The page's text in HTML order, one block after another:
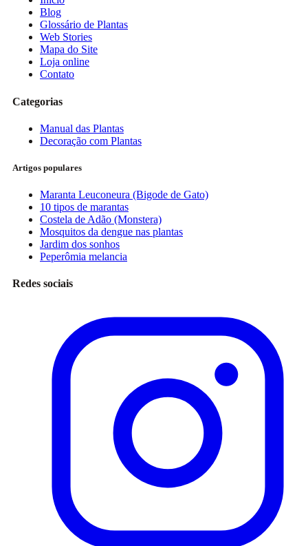
Blog
Glossário de Plantas
Web Stories
Mapa do Site
Loja online
Contato
Categorias
Manual das Plantas
Decoração com Plantas
Artigos populares
Maranta Leuconeura (Bigode de Gato)
10 tipos de marantas
Costela de Adão (Monstera)
Mosquitos da dengue nas plantas
Jardim dos sonhos
Peperômia melancia
Redes sociais